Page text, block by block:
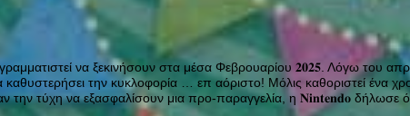
να ξεκινήσουν στα μέσα Φεβρουαρίου 𝟐𝟎𝟐𝟓. Λόγω
την κυκλοφορία … επ αόριστο! Μόλις καθοριστεί ένα
την τύχη να εξασφαλίσουν μια προ-παραγγελία, η 𝐍𝐢𝐧𝐭𝐞𝐧𝐝𝐨 δήλωσε